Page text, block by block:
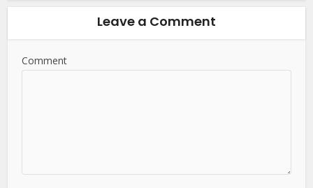
Leave a Comment
Comment